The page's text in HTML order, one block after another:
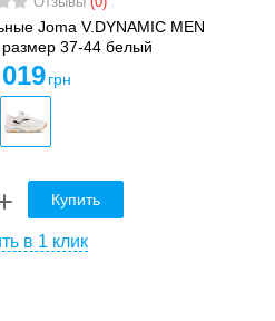
Joma V.DYNAMIC MEN
37-44 белый
грн
Купить
в 1 клик